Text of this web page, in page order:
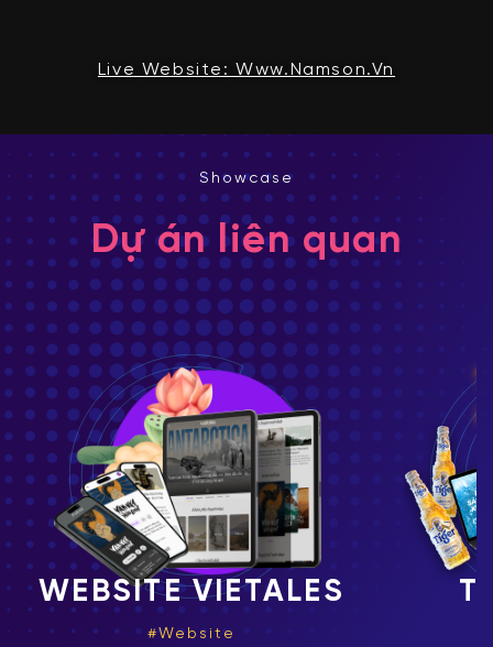
Live Website: Www.namson.vn
Showcase
Dự án liên quan
TIGER BEER
Website